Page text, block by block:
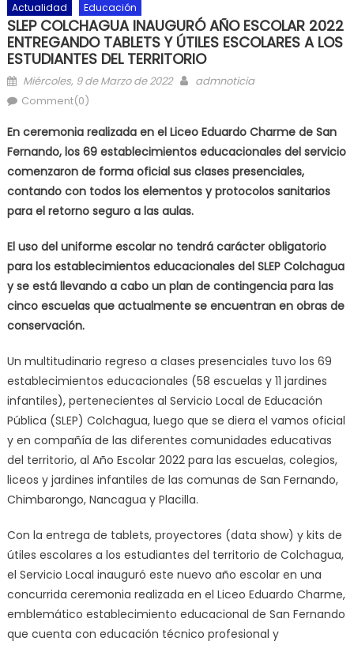
Actualidad Educación
SLEP COLCHAGUA INAUGURÓ AÑO ESCOLAR 2022
ENTREGANDO TABLETS Y ÚTILES ESCOLARES A LOS
ESTUDIANTES DEL TERRITORIO
Posted on
Miércoles, 9 de Marzo de 2022 Author
admnoticia
Comment(0)
En ceremonia realizada en el Liceo Eduardo Charme de San
Fernando, los 69 establecimientos educacionales del servicio
comenzaron de forma oficial sus clases presenciales,
contando con todos los elementos y protocolos sanitarios
para el retorno seguro a las aulas.
El uso del uniforme escolar no tendrá carácter obligatorio
para los establecimientos educacionales del SLEP Colchagua
y se está llevando a cabo un plan de contingencia para las
cinco escuelas que actualmente se encuentran en obras de
conservación.
Un multitudinario regreso a clases presenciales tuvo los 69
establecimientos educacionales (58 escuelas y 11 jardines
infantiles), pertenecientes al Servicio Local de Educación
Pública (SLEP) Colchagua, luego que se diera el vamos oficial
y en compañía de las diferentes comunidades educativas
del territorio, al Año Escolar 2022 para las escuelas, colegios,
liceos y jardines infantiles de las comunas de San Fernando,
Chimbarongo, Nancagua y Placilla.
Con la entrega de tablets, proyectores (data show) y kits de
útiles escolares a los estudiantes del territorio de Colchagua,
el Servicio Local inauguró este nuevo año escolar en una
concurrida ceremonia realizada en el Liceo Eduardo Charme,
emblemático establecimiento educacional de San Fernando
que cuenta con educación técnico profesional y